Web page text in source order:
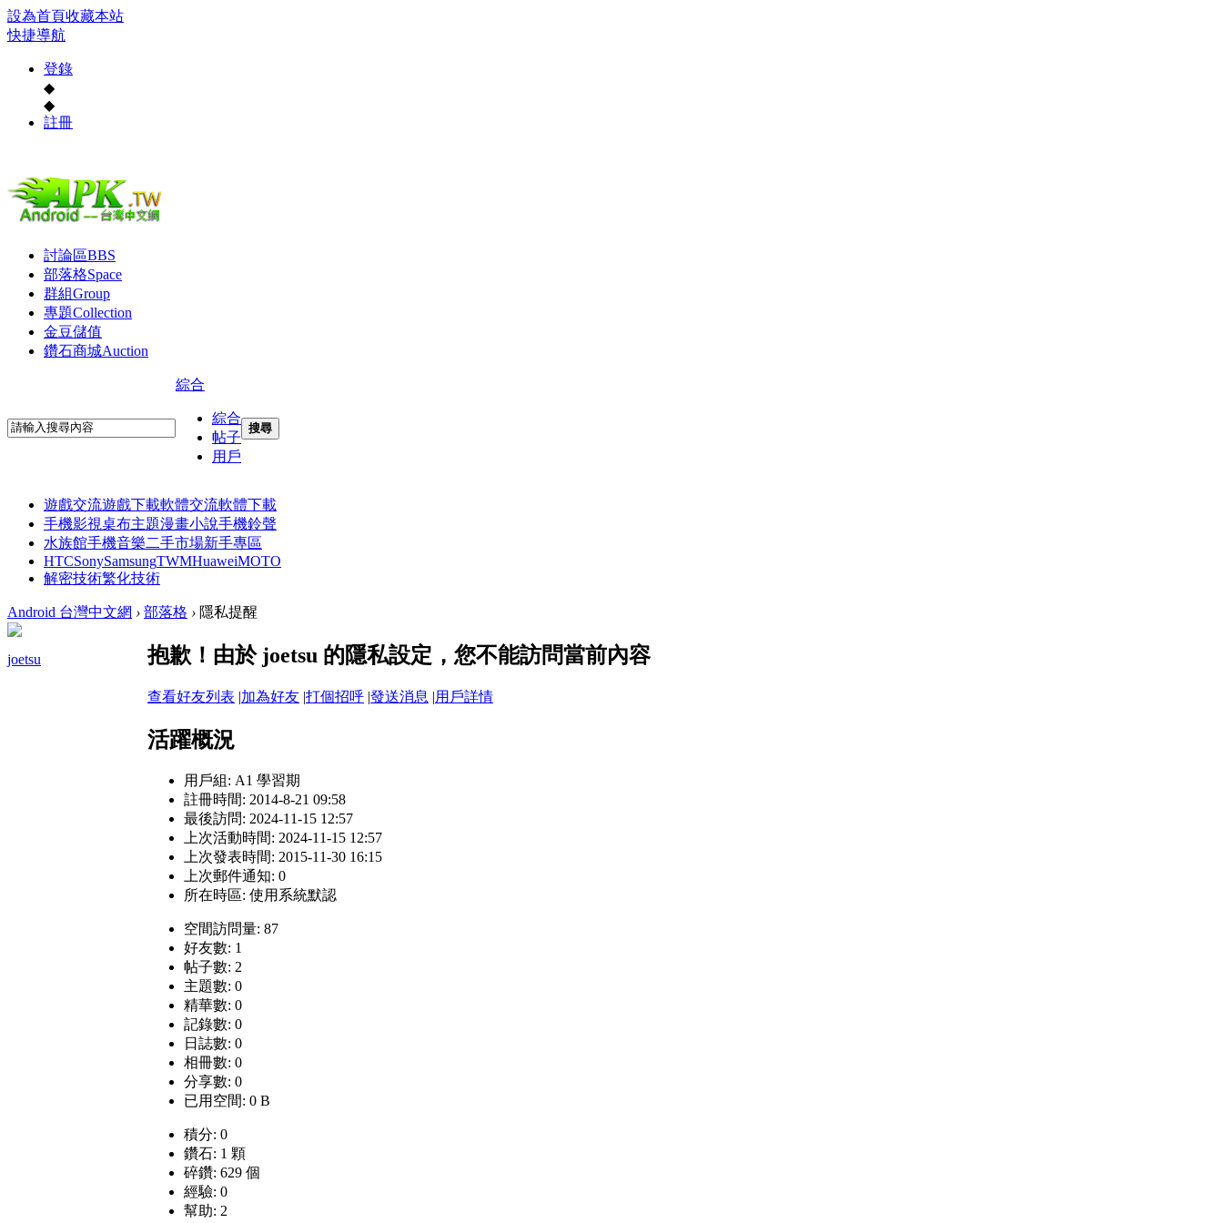
設為首頁收藏本站
快捷導航
登錄
◆
◆
註冊
討論區BBS
部落格Space
群組Group
專題Collection
金豆儲值
鑽石商城Auction
綜合
綜合
帖子
用戶
搜尋
遊戲交流遊戲下載軟體交流軟體下載
手機影視桌布主題漫畫小說手機鈴聲
水族館手機音樂二手市場新手專區
HTCSonySamsungTWMHuaweiMOTO
解密技術繁化技術
Android 台灣中文網 › 部落格 › 隱私提醒
joetsu 抱歉！由於 joetsu 的隱私設定，您不能訪問當前內容
查看好友列表 |加為好友 |打個招呼 |發送消息 |用戶詳情
活躍概況
用戶組: A1 學習期
註冊時間: 2014-8-21 09:58
最後訪問: 2024-11-15 12:57
上次活動時間: 2024-11-15 12:57
上次發表時間: 2015-11-30 16:15
上次郵件通知: 0
所在時區: 使用系統默認
空間訪問量: 87
好友數: 1
帖子數: 2
主題數: 0
精華數: 0
記錄數: 0
日誌數: 0
相冊數: 0
分享數: 0
已用空間: 0 B
積分: 0
鑽石: 1 顆
碎鑽: 629 個
經驗: 0
幫助: 2